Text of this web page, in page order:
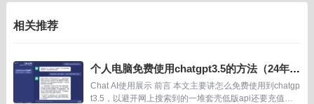
相关推荐
个人电脑免费使用chatgpt3.5的方法（24年3
月复测并添加新软件，浏览器插件）
Chat AI使用展示 前言 本文主要讲怎么免费使用到chatgp
t3.5，以避开网上搜索到的一堆套壳低版api还要充值那